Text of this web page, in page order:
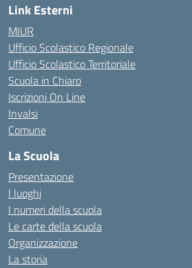
Link Esterni
MIUR
Ufficio Scolastico Regionale
Ufficio Scolastico Territoriale
Scuola in Chiaro
Iscrizioni On Line
Invalsi
Comune
La Scuola
Presentazione
I luoghi
I numeri della scuola
Le carte della scuola
Organizzazione
La storia